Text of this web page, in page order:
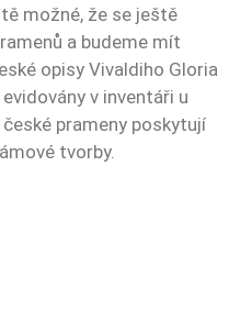
možné, že se ještě
a budeme mít
opisy Vivaldiho Gloria
v inventáři u
prameny poskytují
tvorby.